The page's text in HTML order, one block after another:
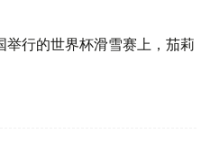
行的世界杯滑雪赛上，茄莉